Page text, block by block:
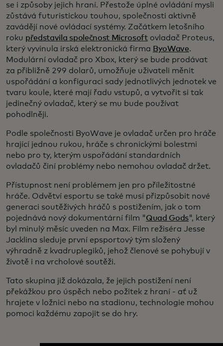
se i způsoby jejich hraní. Přestože úplné ovládání mysli
zůstává futuristickou touhou, společnosti aktivně
zavádějí nové ovládací systémy. Začátkem letošního
roku představila společnost Microsoftovladač Proteus,
který vyvinula irská elektronická firma ByoWave.
Modulární ovladač pro Xbox, který se bude prodávat
za přibližně 299 dolarů, umožňuje uživateli měnit
uspořádání a konfiguraci sady jednotlivých jednotek ve
tvaru koule, které mají řadu vstupů, a vytvořit si tak
jedinečný ovladač, který se mu bude používat
pohodlněji.
Podle společnosti ByoWave je ovladač určen pro hráče
hrající jednou rukou, hráče s chronickými bolestmi
nebo pro ty, kterým uspořádání standardních
ovladačů činí problémy nebo nemohou ovladač držet.
Přístupnost není problémem jen pro příležitostné
hráče. Odvětví esportu se také musí přizpůsobit nové
generaci soutěživých hráčů s postižením, jak o tom
pojednává nový dokumentární film "Quad Gods", který
byl minulý měsíc uveden na Max. Film režiséra Jesse
Jacklina sleduje první epsportový tým složený
výhradně z kvadruplegiků, jehož členové se pohybují v
životě i na vrcholové soutěži.
Tato skupina již dokázala, že jejich postižení není
překážkou pro úspěch nebo požitek z hraní - ať už
hrajete v ložnici nebo na stadionu, technologie mohou
pomoci každému zapojit se do hry.